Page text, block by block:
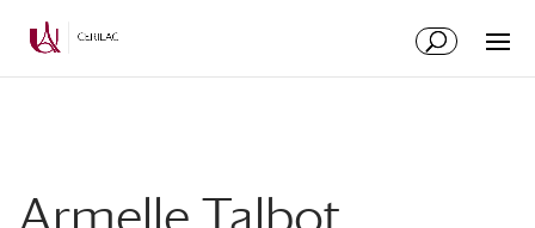
Armelle Talbot